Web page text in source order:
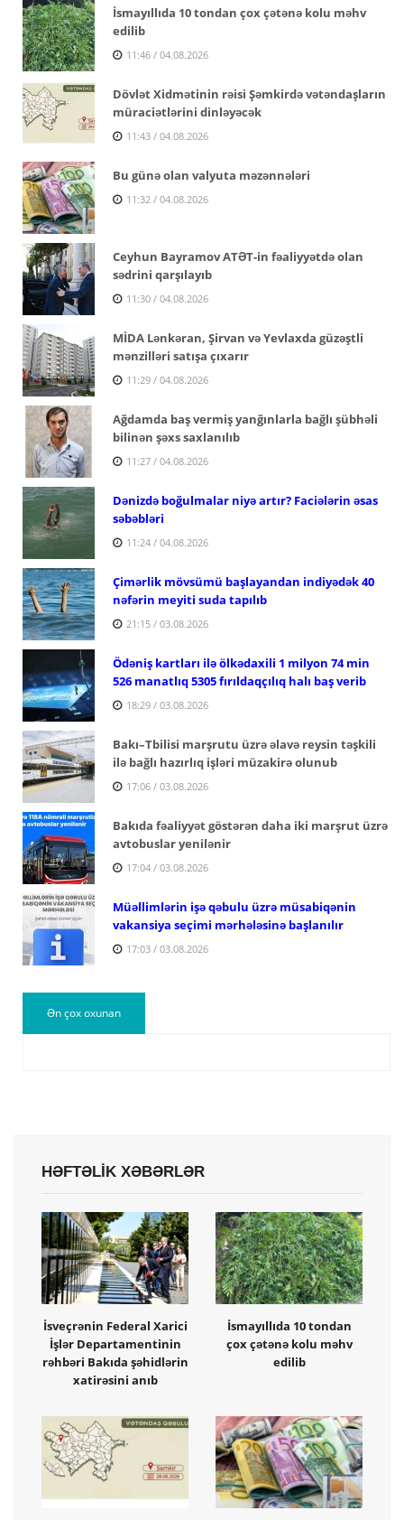
İsmayıllıda 10 tondan çox çətənə kolu məhv
edilib
11:46 / 04.08.2026
Dövlət Xidmətinin rəisi Şəmkirdə vətəndaşların
müraciətlərini dinləyəcək
11:43 / 04.08.2026
Bu günə olan valyuta məzənnələri
11:32 / 04.08.2026
Ceyhun Bayramov ATƏT-in fəaliyyətdə olan
sədrini qarşılayıb
11:30 / 04.08.2026
MİDA Lənkəran, Şirvan və Yevlaxda güzəştli
mənzilləri satışa çıxarır
11:29 / 04.08.2026
Ağdamda baş vermiş yanğınlarla bağlı şübhəli
bilinən şəxs saxlanılıb
11:27 / 04.08.2026
Dənizdə boğulmalar niyə artır? Faciələrin əsas
səbəbləri
11:24 / 04.08.2026
Çimərlik mövsümü başlayandan indiyədək 40
nəfərin meyiti suda tapılıb
21:15 / 03.08.2026
Ödəniş kartları ilə ölkədaxili 1 milyon 74 min
526 manatlıq 5305 fırıldaqçılıq halı baş verib
18:29 / 03.08.2026
Bakı–Tbilisi marşrutu üzrə əlavə reysin təşkili
ilə bağlı hazırlıq işləri müzakirə olunub
17:06 / 03.08.2026
Bakıda fəaliyyət göstərən daha iki marşrut üzrə
avtobuslar yenilənir
17:04 / 03.08.2026
Müəllimlərin işə qəbulu üzrə müsabiqənin
vakansiya seçimi mərhələsinə başlanılır
17:03 / 03.08.2026
Ən çox oxunan
HƏFTƏLİK XƏBƏRLƏR
İsveçrənin Federal Xarici
İşlər Departamentinin
rəhbəri Bakıda şəhidlərin
xatirəsini anıb
İsmayıllıda 10 tondan
çox çətənə kolu məhv
edilib